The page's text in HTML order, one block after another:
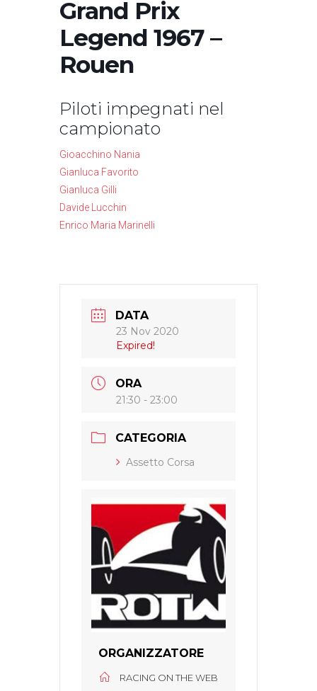
Grand Prix
Legend 1967 –
Rouen
Piloti impegnati nel
campionato
Gioacchino Nania
Gianluca Favorito
Gianluca Gilli
Davide Lucchin
Enrico Maria Marinelli
DATA
23 Nov 2020
Expired!
ORA
21:30 - 23:00
CATEGORIA
Assetto Corsa
ORGANIZZATORE
RACING ON THE WEB